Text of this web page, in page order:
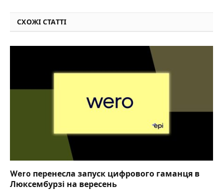
СХОЖІ СТАТТІ
Wero перенесла запуск цифрового гаманця в
Люксембурзі на вересень